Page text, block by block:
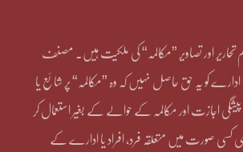
تحاریر اور تصاویر ”مکالمہ“ کی ملکیت ہیں۔ مصنف
ادارے کو یہ حق حاصل نہیں کہ وہ ”مکالمہ“ پر شائع یا
پیشگی اجازت اور مکالمہ کے حوالے کے بغیر استعمال کر
کسی صورت میں متعلقہ فرد، افراد یا ادارے کے